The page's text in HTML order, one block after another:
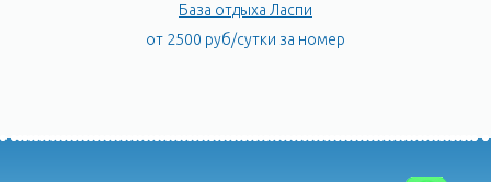
База отдыха Ласпи
от 2500 руб/сутки за номер